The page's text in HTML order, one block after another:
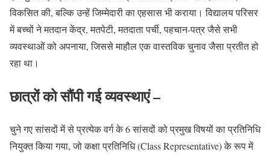
विकसित की, बल्कि उन्हें जिम्मेदारी का एहसास भी कराया। विद्यालय परिसर
में बच्चों ने मतदान केंद्र, मतपेटी, मतदाता पर्ची, पहचान-पत्र जैसे सभी
व्यवस्थाओं को अपनाया, जिससे माहौल एक वास्तविक चुनाव जैसा प्रतीत हो
रहा था।
छात्रों को सौंपी गई व्यवस्थाएं –
चुने गए सांसदों में से प्रत्येक वर्ग के 6 सांसदों को प्रमुख विषयों का प्रतिनिधि
नियुक्त किया गया, जो कक्षा प्रतिनिधि (Class Representative) के रूप में